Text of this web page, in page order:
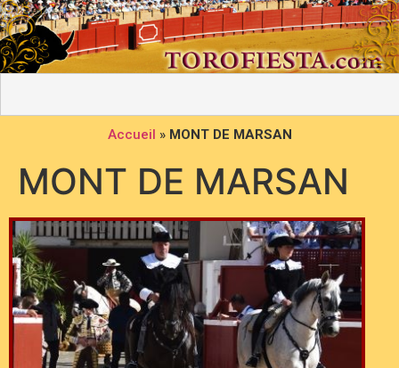
Accueil » MONT DE MARSAN
MONT DE MARSAN